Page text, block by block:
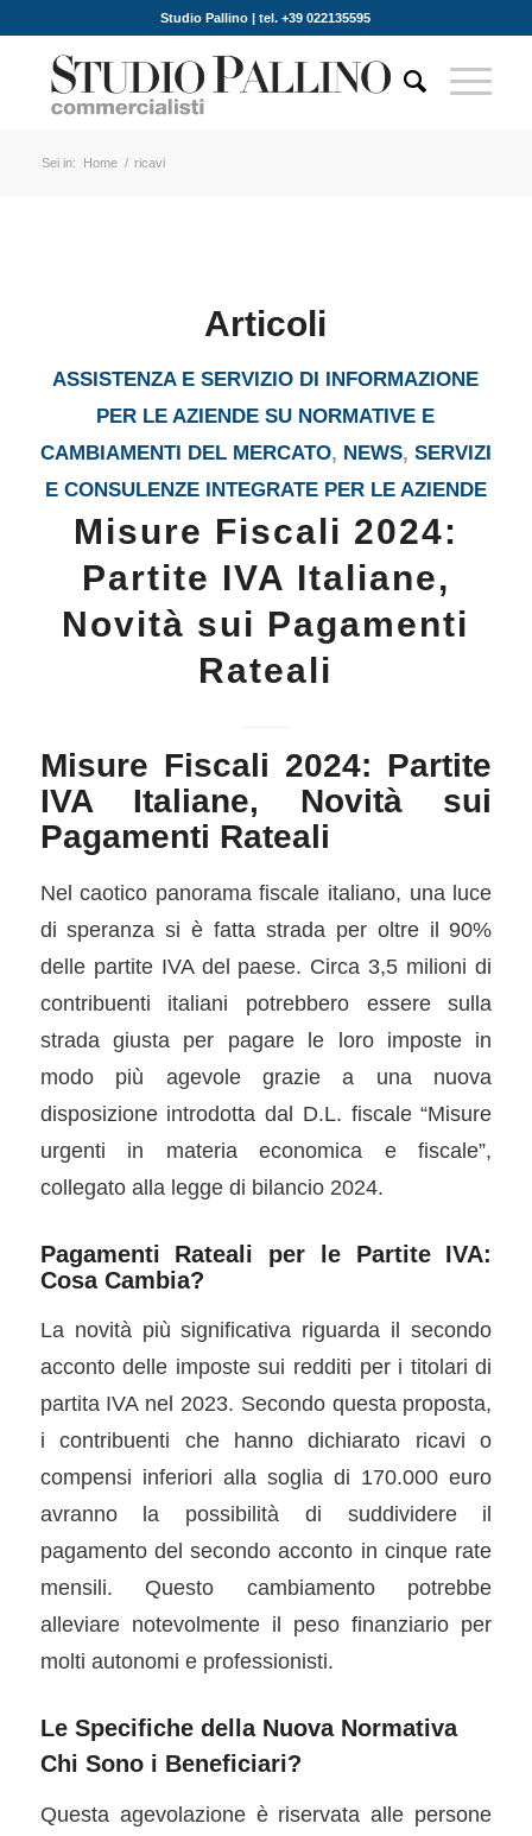
Studio Pallino | tel. +39 022135595
Sei in: Home / ricavi
Articoli
ASSISTENZA E SERVIZIO DI INFORMAZIONE
PER LE AZIENDE SU NORMATIVE E
CAMBIAMENTI DEL MERCATO, NEWS, SERVIZI
E CONSULENZE INTEGRATE PER LE AZIENDE
Misure Fiscali 2024:
Partite IVA Italiane,
Novità sui Pagamenti
Rateali
Misure Fiscali 2024: Partite
IVA Italiane, Novità sui
Pagamenti Rateali
Nel caotico panorama fiscale italiano, una luce
di speranza si è fatta strada per oltre il 90%
delle partite IVA del paese. Circa 3,5 milioni di
contribuenti italiani potrebbero essere sulla
strada giusta per pagare le loro imposte in
modo più agevole grazie a una nuova
disposizione introdotta dal D.L. fiscale “Misure
urgenti in materia economica e fiscale”,
collegato alla legge di bilancio 2024.
Pagamenti Rateali per le Partite IVA:
Cosa Cambia?
La novità più significativa riguarda il secondo
acconto delle imposte sui redditi per i titolari di
partita IVA nel 2023. Secondo questa proposta,
i contribuenti che hanno dichiarato ricavi o
compensi inferiori alla soglia di 170.000 euro
avranno la possibilità di suddividere il
pagamento del secondo acconto in cinque rate
mensili. Questo cambiamento potrebbe
alleviare notevolmente il peso finanziario per
molti autonomi e professionisti.
Le Specifiche della Nuova Normativa
Chi Sono i Beneficiari?
Questa agevolazione è riservata alle persone